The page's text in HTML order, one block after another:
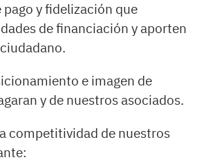
y fidelización que
de financiación y aporten
e imagen de
y de nuestros asociados.
competitividad de nuestros